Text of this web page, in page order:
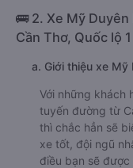
🚌 2. Xe Mỹ
Cần Thơ, Quốc lộ
a. Giới thiệu xe Mỹ
Với những khách
tuyến đường từ
thì chắc hẳn sẽ
xe tốt, đội ngũ
điều bạn sẽ